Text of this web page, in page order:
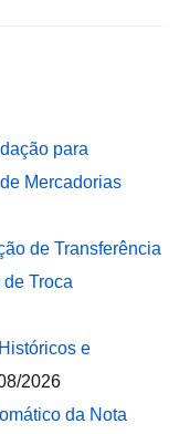
para
Mercadorias
de Transferência
Troca
e
2026
da Nota